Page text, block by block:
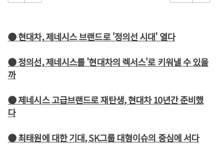
● 현대차, 제네시스 브랜드로 '정의선 시대' 열다
● 정의선, 제네시스를 '현대차의 렉서스'로 키워낼 수 있을
까
● 제네시스 고급브랜드로 재탄생, 현대차 10년간 준비했
다
● 최태원에 대한 기대, SK그룹 대형이슈의 중심에 서다